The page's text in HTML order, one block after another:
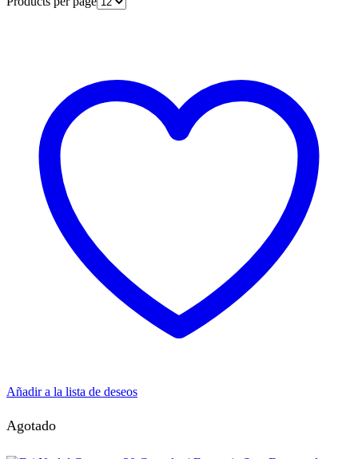
Añadir a la lista de deseos
Agotado